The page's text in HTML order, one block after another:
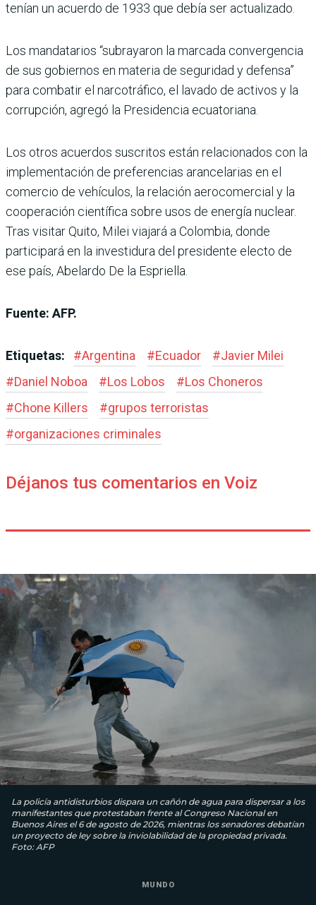
tenían un acuerdo de 1933 que debía ser actualizado.
Los mandatarios “subrayaron la marcada convergencia
de sus gobiernos en materia de seguridad y defensa”
para combatir el narcotráfico, el lavado de activos y la
corrupción, agregó la Presidencia ecuatoriana.
Los otros acuerdos suscritos están relacionados con la
implementación de preferencias arancelarias en el
comercio de vehículos, la relación aerocomercial y la
cooperación científica sobre usos de energía nuclear.
Tras visitar Quito, Milei viajará a Colombia, donde
participará en la investidura del presidente electo de
ese país, Abelardo De la Espriella.
Fuente: AFP.
Etiquetas: #Argentina #Ecuador #Javier Milei
#Daniel Noboa #Los Lobos #Los Choneros
#Chone Killers #grupos terroristas
#organizaciones criminales
Déjanos tus comentarios en Voiz
La policía antidisturbios dispara un cañón de agua para dispersar a los
manifestantes que protestaban frente al Congreso Nacional en
Buenos Aires el 6 de agosto de 2026, mientras los senadores debatían
un proyecto de ley sobre la inviolabilidad de la propiedad privada.
Foto: AFP
MUNDO